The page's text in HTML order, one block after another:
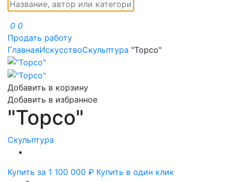
0 0
Продать работу
ГлавнаяИскусствоСкульптура "Торсо"
Добавить в корзину
Добавить в избранное
"Торсо"
Скульптура
Купить за 1 100 000 ₽ Купить в один клик